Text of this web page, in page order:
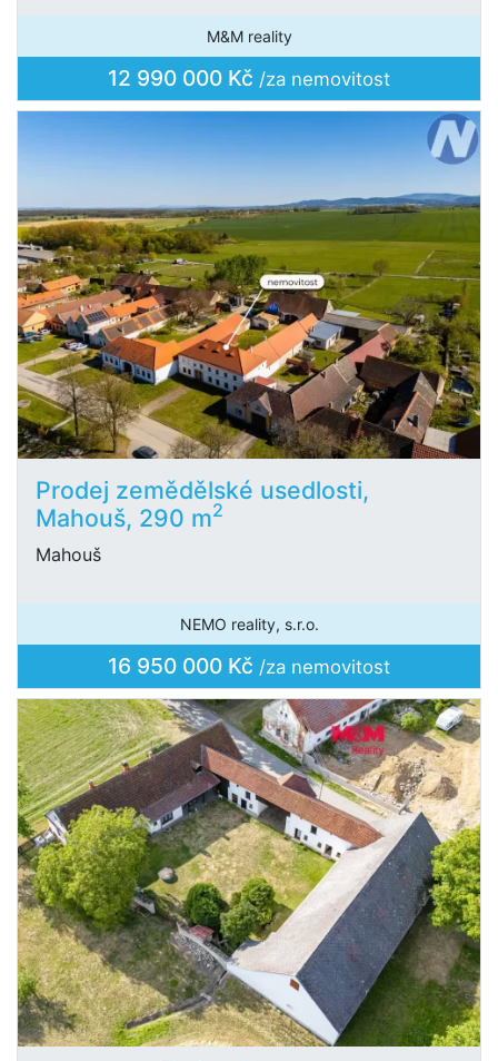
M&M reality
12 990 000 Kč /za nemovitost
Prodej zemědělské usedlosti,
Mahouš, 290 m2
Mahouš
NEMO reality, s.r.o.
16 950 000 Kč /za nemovitost